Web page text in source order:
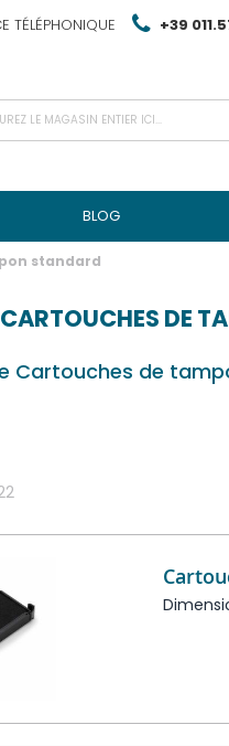
TÉLÉPHONIQUE +39
BLOG
standard
CARTOUCHES DE
Cartouches de